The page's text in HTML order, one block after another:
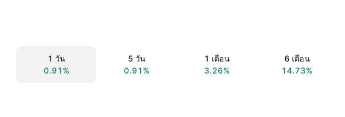
1 วัน
0.91%
5 วัน
0.91%
1 เดือน
3.26%
6 เดือน
14.73%